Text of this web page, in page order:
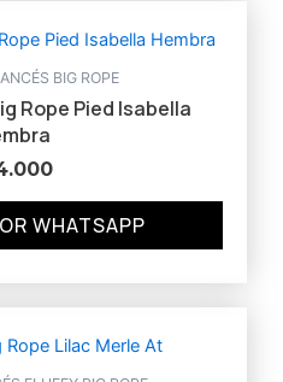
BIG ROPE
Rope Pied Isabella
WHATSAPP